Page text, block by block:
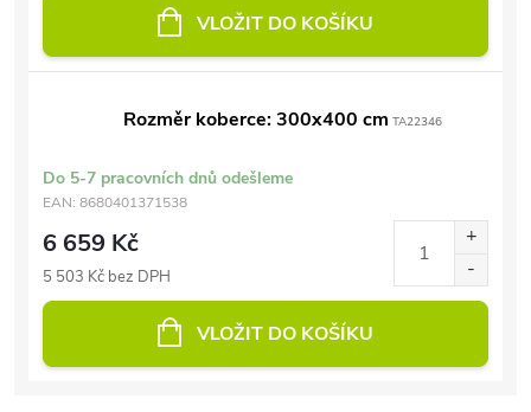
VLOŽIT DO KOŠÍKU
Rozměr koberce: 300x400 cm TA22346
Do 5-7 pracovních dnů odešleme
EAN: 8680401371538
6 659 Kč
5 503 Kč bez DPH
VLOŽIT DO KOŠÍKU